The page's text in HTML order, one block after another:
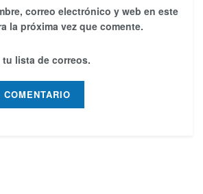
correo electrónico y web en este
la próxima vez que comente.
tu lista de correos.